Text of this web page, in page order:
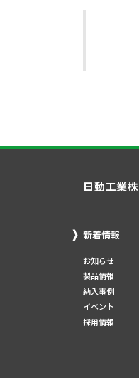
日動工業
新着情報
お知らせ
製品情報
納入事例
イベント
採用情報